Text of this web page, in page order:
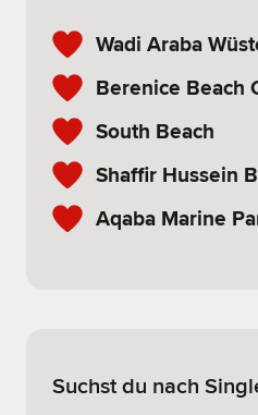
Wadi Araba
Berenice Beach
South Beach
Shaffir Hussein
Aqaba Marine
Suchst du nach